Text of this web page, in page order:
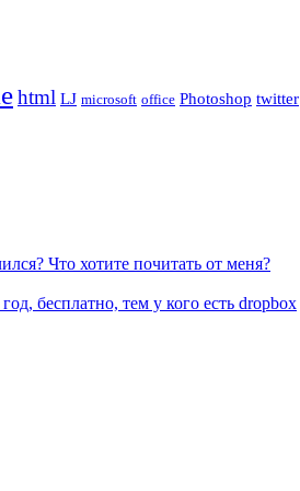
html LJ microsoft office Photoshop twitter
Что хотите почитать от меня?
бесплатно, тем у кого есть dropbox